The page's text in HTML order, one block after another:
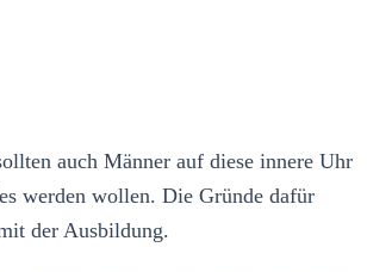
auch Männer auf diese innere Uhr
werden wollen. Die Gründe dafür
der Ausbildung.